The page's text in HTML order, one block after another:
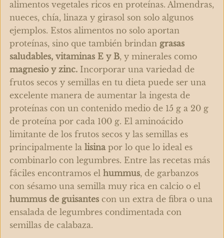
alimentos vegetales ricos en proteínas. Almendras,
nueces, chía, linaza y girasol son solo algunos
ejemplos. Estos alimentos no solo aportan
proteínas, sino que también brindan grasas
saludables, vitaminas E y B, y minerales como
magnesio y zinc. Incorporar una variedad de
frutos secos y semillas en tu dieta puede ser una
excelente manera de aumentar la ingesta de
proteínas con un contenido medio de 15 g a 20 g
de proteína por cada 100 g. El aminoácido
limitante de los frutos secos y las semillas es
principalmente la lisina por lo que lo ideal es
combinarlo con legumbres. Entre las recetas más
fáciles encontramos el hummus, de garbanzos
con sésamo una semilla muy rica en calcio o el
hummusde guisantescon un extra de fibra o una
ensalada de legumbres condimentada con
semillas de calabaza.